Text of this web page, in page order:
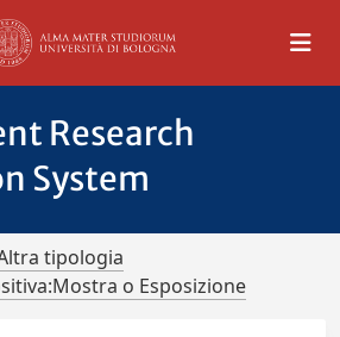
Research
System
tipologia
o Esposizione